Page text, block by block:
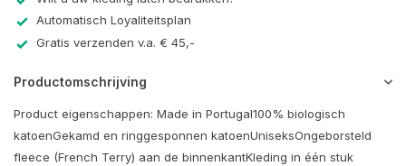
Automatisch Loyaliteitsplan
Gratis verzenden v.a. € 45,-
Productomschrijving
Product eigenschappen: Made in Portugal100% biologisch
katoenGekamd en ringgesponnen katoenUniseksOngeborsteld
fleece (French Terry) aan de binnenkantKleding in één stuk